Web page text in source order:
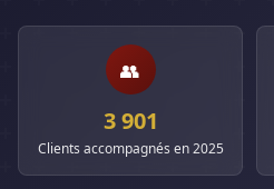
👥
3 901
Clients accompagnés en 2025